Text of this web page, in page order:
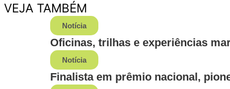
VEJA TAMBÉM
Notícia
Oficinas, trilhas e experiências
Notícia
Finalista em prêmio nacional,